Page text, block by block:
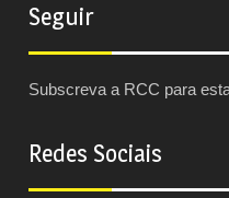
Seguir
Subscreva a RCC para
Redes Sociais